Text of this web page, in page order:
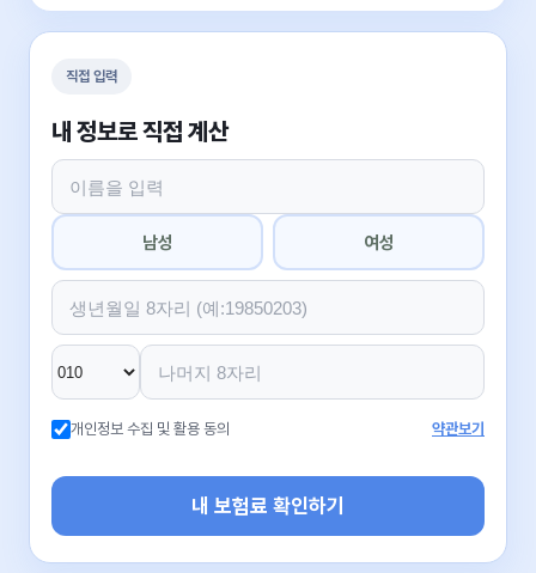
직접 입력
내 정보로 직접 계산
남성 여성
개인정보 수집 및 활용 동의 약관보기
내 보험료 확인하기